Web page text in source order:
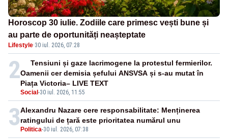
Horoscop 30 iulie. Zodiile care primesc vești bune și
au parte de oportunități neașteptate
Lifestyle·30 iul. 2026, 07:28
2
Social -30 iul. 2026, 11:55
Tensiuni și gaze lacrimogene la protestul fermierilor.
Oamenii cer demisia șefului ANSVSA și s-au mutat în
Piața Victoria– LIVE TEXT
3 Politica-30 iul. 2026, 07:38
Alexandru Nazare cere responsabilitate: Menținerea
ratingului de țară este prioritatea numărul unu